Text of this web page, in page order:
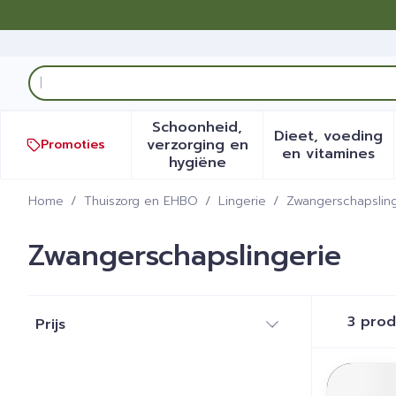
Product, merk, categorie...
Promoties
Schoonheid,
verzorging en
hygiëneToon submenu voor
Dieet, voeding
en vitamines
Toon
Home / Thuiszorg en EHBO / Lingerie /
Zwangerschapslingerie
Prijs
3